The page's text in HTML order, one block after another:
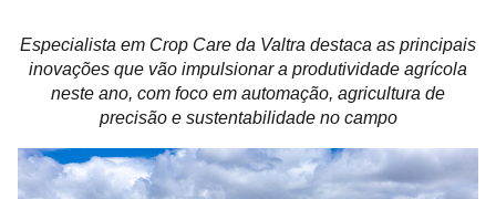
Especialista em Crop Care da Valtra destaca as principais
inovações que vão impulsionar a produtividade agrícola
neste ano, com foco em automação, agricultura de
precisão e sustentabilidade no campo